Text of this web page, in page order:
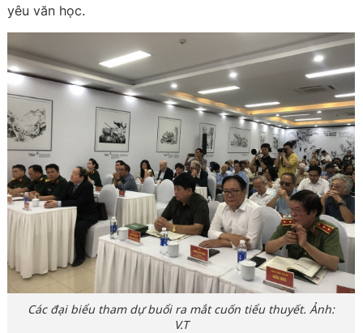
yêu văn học.
Các đại biểu tham dự buổi ra mắt cuốn tiểu thuyết. Ảnh:
V.T